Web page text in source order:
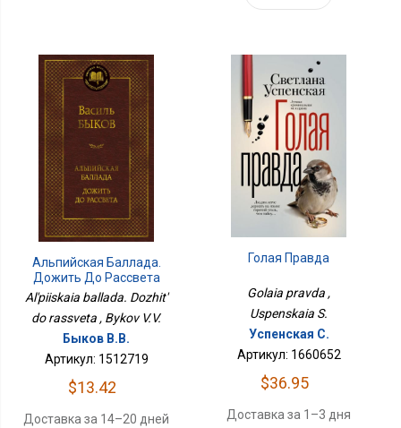
Альпийская Баллада.
Дожить До Рассвета
Al'piiskaia ballada. Dozhit'
do rassveta , Bykov V.V.
Быков В.В.
Артикул: 1512719
$13.42
Доставка за 14–20 дней
Голая Правда
Golaia pravda ,
Uspenskaia S.
Успенская С.
Артикул: 1660652
$36.95
Доставка за 1–3 дня